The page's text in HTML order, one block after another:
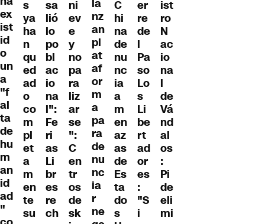
ex
ist
id
o
un
a
"f
al
ta
de
hu
m
an
id
ad
"
s
ya
ha
n
qu
ed
ad
o
co
m
pl
et
a
m
en
te
su
sa
lió
lo
po
bl
ac
io
na
l":
Fe
ri
as
Li
br
es
re
ch
ni
ev
e
y
no
pa
ra
liz
ar
se
":
C
en
tr
os
de
sk
la
nz
an
pl
at
af
or
m
a
pa
ra
de
nu
nc
ia
r
ne
C
hi
na
de
nu
nc
ia
a
m
en
az
as
de
Es
ta
do
s
er
re
de
l
Pa
so
Lo
s
Li
be
rt
ad
or
es
:
"S
i
ist
ro
N
ac
io
na
l
de
Vá
nd
al
os
:
Pi
de
eli
mi